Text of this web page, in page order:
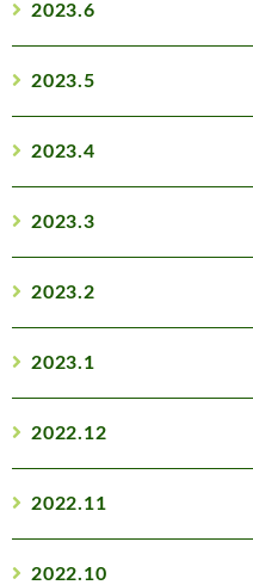
2023.6
2023.5
2023.4
2023.3
2023.2
2023.1
2022.12
2022.11
2022.10